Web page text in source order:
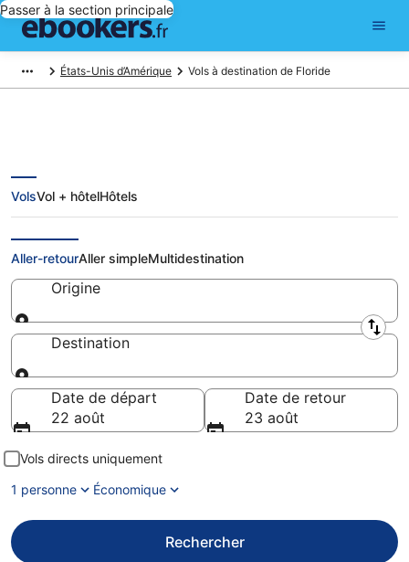
Passer à la section principale
États-Unis d’Amérique Vols à destination de Floride
Vols Floride: réserver un billet
d'avion pas cher
VolsVol + hôtelHôtels
Aller-retourAller simpleMultidestination
Origine
Origine
Destination
Destination
Date de départ
22 août
Date de retour
23 août
Vols directs uniquement
1 personne
Économique
Rechercher